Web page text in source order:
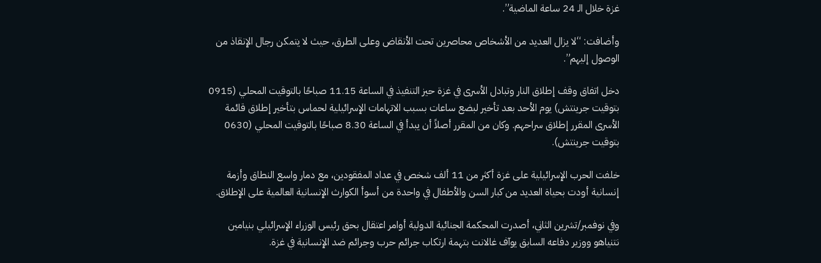
غزة خلال الـ 24 ساعة الماضية”.
وأضافت: “لا يزال العديد من الأشخاص محاصرين تحت الأنقاض وعلى الطرق، حيث لا يتمكن رجال الإنقاذ من
الوصول إليهم”.
دخل اتفاق وقف إطلاق النار وتبادل الأسرى في غزة حيز التنفيذ في الساعة 11.15 صباحًا بالتوقيت المحلي (0915
بتوقيت جرينتش) يوم الأحد بعد تأخير لبضع ساعات بسبب الاتهامات الإسرائيلية لحماس بتأخير إطلاق قائمة
الأسرى المقرر إطلاق سراحهم. وكان من المقرر أصلاً أن يبدأ في الساعة 8.30 صباحًا بالتوقيت المحلي (0630
بتوقيت جرينتش).
خلفت الحرب الإسرائيلية على غزة أكثر من 11 ألف شخص في عداد المفقودين، مع دمار واسع النطاق وأزمة
إنسانية أودت بحياة العديد من كبار السن والأطفال في واحدة من أسوأ الكوارث الإنسانية العالمية على الإطلاق.
وفي نوفمبر/تشرين الثاني، أصدرت المحكمة الجنائية الدولية أوامر اعتقال بحق رئيس الوزراء الإسرائيلي بنيامين
نتنياهو ووزير دفاعه السابق يوآف غالانت بتهمة ارتكاب جرائم حرب وجرائم ضد الإنسانية في غزة.